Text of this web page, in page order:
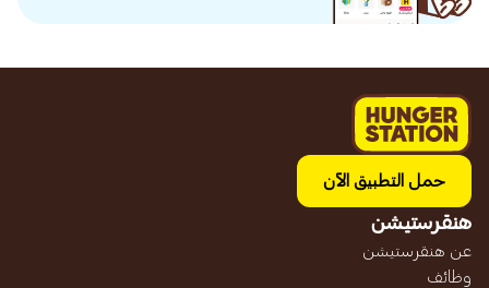
حمل التطبيق الآن
هنقرستيشن
عن هنقرستيشن
وظائف